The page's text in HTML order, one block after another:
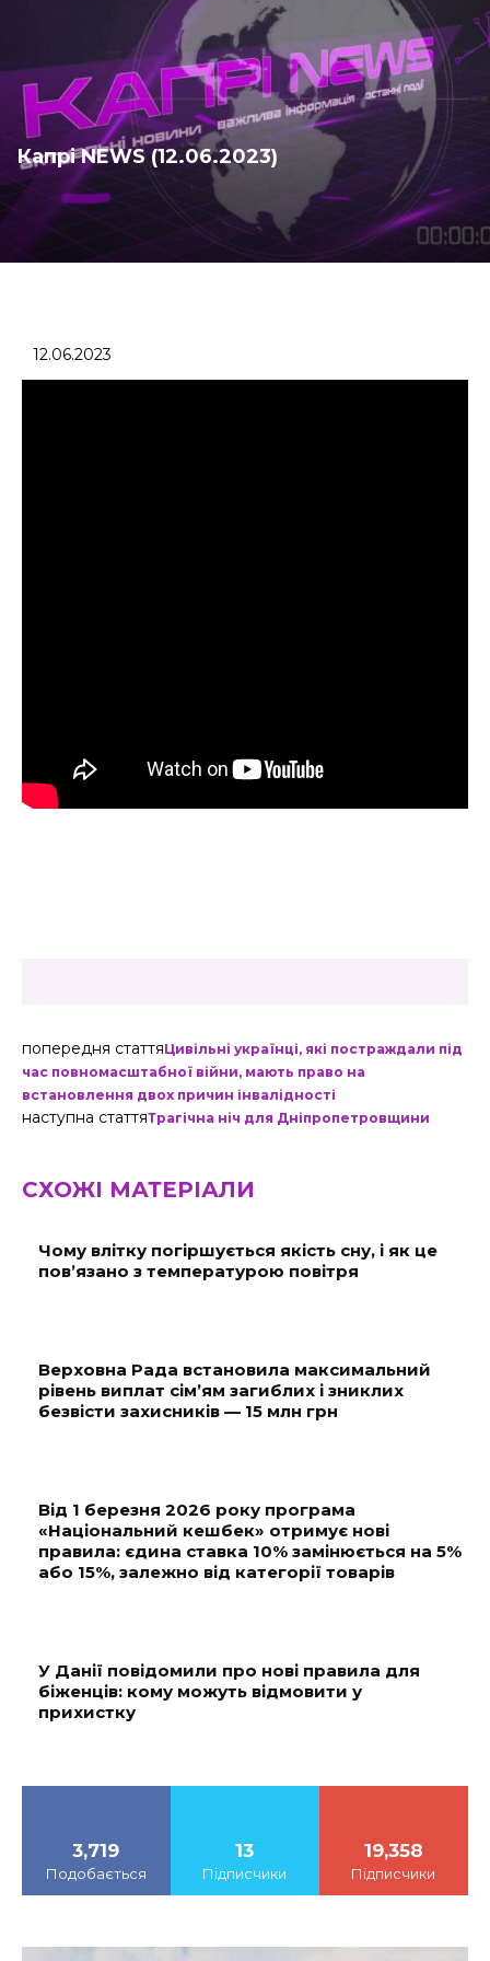
Капрі NEWS (12.06.2023)
12.06.2023
попередня статтяЦивільні українці, які постраждали під
час повномасштабної війни, мають право на
встановлення двох причин інвалідності
наступна статтяТрагічна ніч для Дніпропетровщини
СХОЖІ МАТЕРІАЛИ
Чому влітку погіршується якість сну, і як це
пов’язано з температурою повітря
Верховна Рада встановила максимальний
рівень виплат сім’ям загиблих і зниклих
безвісти захисників — 15 млн грн
Від 1 березня 2026 року програма
«Національний кешбек» отримує нові
правила: єдина ставка 10% замінюється на 5%
або 15%, залежно від категорії товарів
У Данії повідомили про нові правила для
біженців: кому можуть відмовити у
прихистку
3,719
Подобається
13
Підписчики
19,358
Підписчики